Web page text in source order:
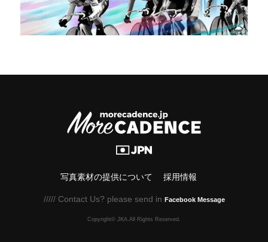
写真素材の提供について 採用情報
///// Contact Us? please send in Facebook Message
Copyright© JKA.All Rights Reserved.